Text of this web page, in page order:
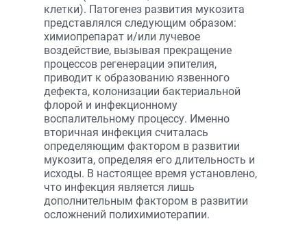
клетки). Патогенез развития мукозита
представлялся следующим образом:
химиопрепарат и/или лучевое
воздействие, вызывая прекращение
процессов регенерации эпителия,
приводит к образованию язвенного
дефекта, колонизации бактериальной
флорой и инфекционному
воспалительному процессу. Именно
вторичная инфекция считалась
определяющим фактором в развитии
мукозита, определяя его длительность и
исходы. В настоящее время установлено,
что инфекция является лишь
дополнительным фактором в развитии
осложнений полихимиотерапии.